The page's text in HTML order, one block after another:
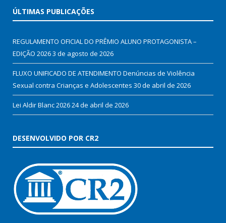
ÚLTIMAS PUBLICAÇÕES
REGULAMENTO OFICIAL DO PRÊMIO ALUNO PROTAGONISTA –
EDIÇÃO 20263 de agosto de 2026
FLUXO UNIFICADO DE ATENDIMENTO Denúncias de Violência
Sexual contra Crianças e Adolescentes 30 de abril de 2026
Lei Aldir Blanc 202624 de abril de 2026
DESENVOLVIDO POR CR2